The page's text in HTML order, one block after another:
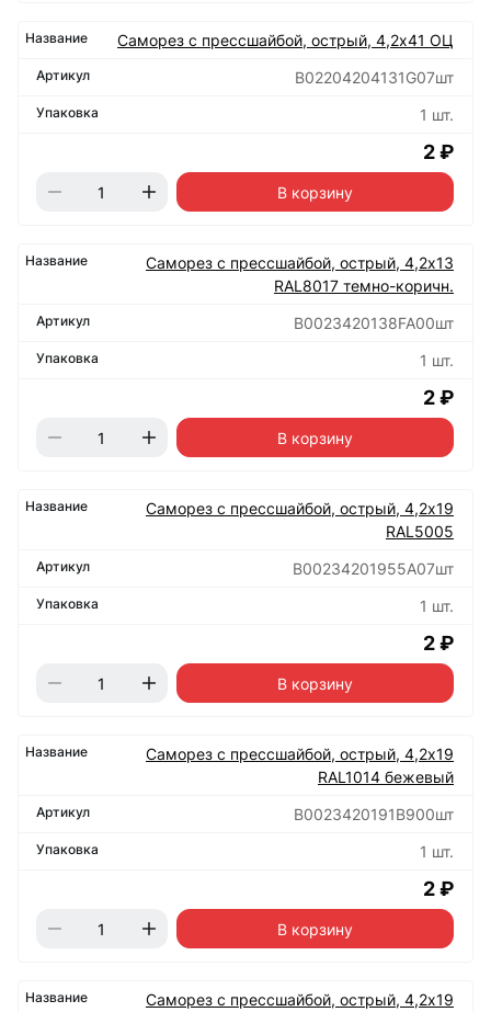
Саморез с прессшайбой, острый, 4,2х41 ОЦ
B02204204131G07шт
1 шт.
2 ₽
В корзину
Саморез с прессшайбой, острый, 4,2х13
RAL8017 темно-коричн.
B0023420138FA00шт
1 шт.
2 ₽
В корзину
Саморез с прессшайбой, острый, 4,2х19
RAL5005
B00234201955A07шт
1 шт.
2 ₽
В корзину
Саморез с прессшайбой, острый, 4,2х19
RAL1014 бежевый
B0023420191B900шт
1 шт.
2 ₽
В корзину
Саморез с прессшайбой, острый, 4,2х19